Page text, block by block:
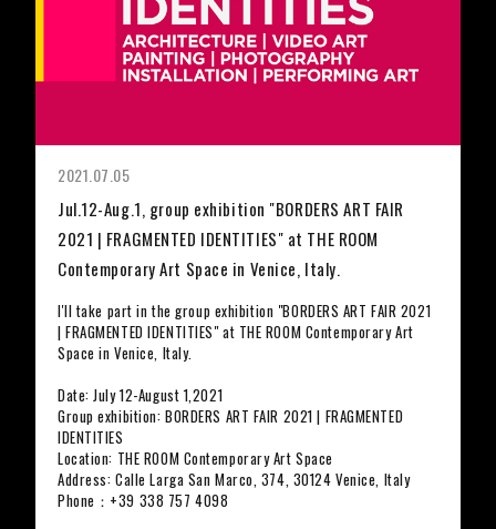
2021.07.05
Jul.12-Aug.1, group exhibition "BORDERS ART FAIR
2021 | FRAGMENTED IDENTITIES" at THE ROOM
Contemporary Art Space in Venice, Italy.
I'll take part in the group exhibition "BORDERS ART FAIR 2021
| FRAGMENTED IDENTITIES" at THE ROOM Contemporary Art
Space in Venice, Italy.
Date: July 12-August 1,2021
Group exhibition: BORDERS ART FAIR 2021 | FRAGMENTED
IDENTITIES
Location: THE ROOM Contemporary Art Space
Address: Calle Larga San Marco, 374, 30124 Venice, Italy
Phone：+39 338 757 4098